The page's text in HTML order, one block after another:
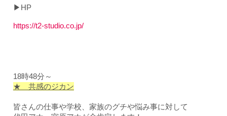
▶HP
https://t2-studio.co.jp/
18時48分～
★ 共感のジカン
皆さんの仕事や学校、家族のグチや悩み事に対して